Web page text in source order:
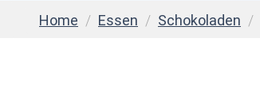
Home Essen Schokoladen